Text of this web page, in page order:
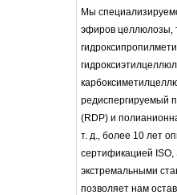
Мы
эфиров целлюлозы,
редиспергируемый
(RDP) и
т. д., более 10 лет
сертификацией ISO,
экстремальными
позволяет нам